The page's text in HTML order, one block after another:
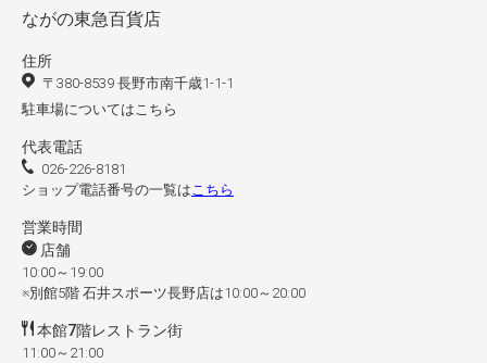
ながの東急百貨店
住所
〒380-8539 長野市南千歳1-1-1
駐車場についてはこちら
代表電話
026-226-8181
ショップ電話番号の一覧はこちら
営業時間
店舗
10:00～19:00
※別館5階 石井スポーツ長野店は10:00～20:00
本館7階レストラン街
11:00～21:00